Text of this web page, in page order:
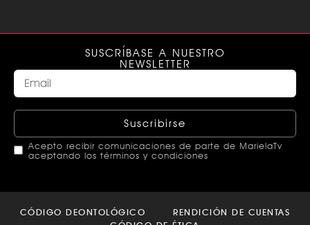
SUSCRÍBASE A NUESTRO
NEWSLETTER
Suscribirse
Acepto recibir comunicaciones de parte de MarielaTv
aceptando los términos y condiciones
should
CÓDIGO DEONTOLÓGICO
RENDICIÓN DE CUENTAS